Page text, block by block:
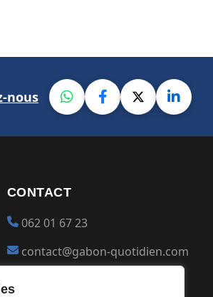
nous
CONTACT
062 01 67 23
contact@gabon-quotidien.com